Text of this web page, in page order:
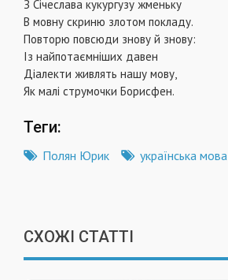
З Січеслава кукургузу жменьку
В мовну скриню злотом покладу.
Повторю повсюди знову й знову:
Із найпотаємніших давен
Діалекти живлять нашу мову,
Як малі струмочки Борисфен.
Теги:
Полян Юрик українська мова
СХОЖІ СТАТТІ